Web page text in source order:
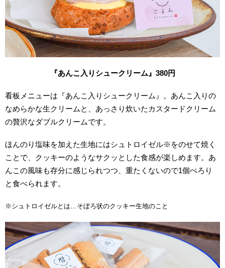
『あんこ入りシュークリーム』380円
看板メニューは『あんこ入りシュークリーム』。あんこ入りの
なめらかな生クリームと、あっさり炊いたカスタードクリーム
の贅沢なダブルクリームです。
ほんのり塩味を加えた生地にはシュトロイゼル※をのせて焼く
ことで、クッキーのようなサクッとした食感が楽しめます。あ
んこの風味も存分に感じられつつ、重たくないので1個ぺろり
と食べられます。
※シュトロイゼルとは…そぼろ状のクッキー生地のこと